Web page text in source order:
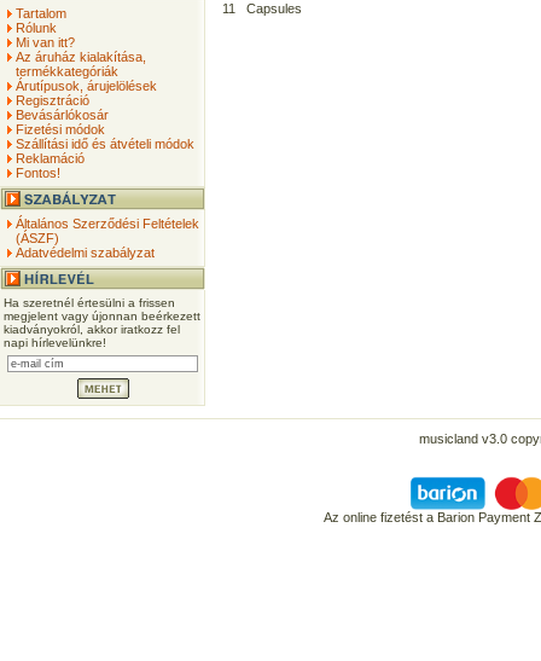
Tartalom
Rólunk
Mi van itt?
Az áruház kialakítása,
termékkategóriák
Árutípusok, árujelölések
Regisztráció
Bevásárlókosár
Fizetési módok
Szállítási idő és átvételi módok
Reklamáció
Fontos!
Általános Szerződési Feltételek
(ÁSZF)
Adatvédelmi szabályzat
Ha szeretnél értesülni a frissen
megjelent vagy újonnan beérkezett
kiadványokról, akkor iratkozz fel
napi hírlevelünkre!
11
Capsules
musicland v3.0
Az online fizetést a Barion Payment